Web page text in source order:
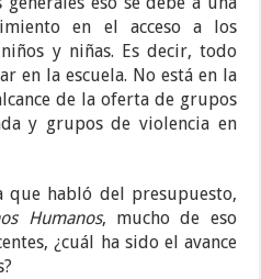
en el acceso a los
y niñas. Es decir, todo
en la escuela. No está en la
de la oferta de grupos
y grupos de violencia en
que habló del presupuesto,
Humanos, mucho de eso
¿cuál ha sido el avance